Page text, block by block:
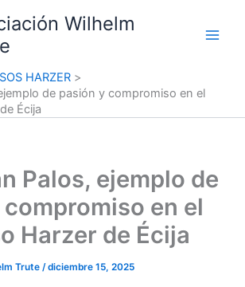
Wilhelm
HARZER
de pasión y compromiso en el
Écija
Palos, ejemplo de
en el
Harzer de Écija
Trute /diciembre 15, 2025